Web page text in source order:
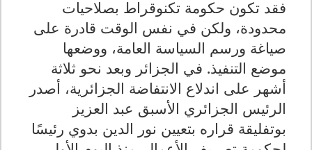
فقد تكون حكومة تكنوقراط بصلاحيات
محدودة، ولكن في نفس الوقت قادرة على
صياغة ورسم السياسة العامة، ووضعها
موضع التنفيذ. في الجزائر وبعد نحو ثلاثة
أشهر على اندلاع الانتفاضة الجزائرية، أصدر
الرئيس الجزائري الأسبق عبد العزيز
بوتفليقة قراره بتعيين نور الدين بدوي رئيسًا